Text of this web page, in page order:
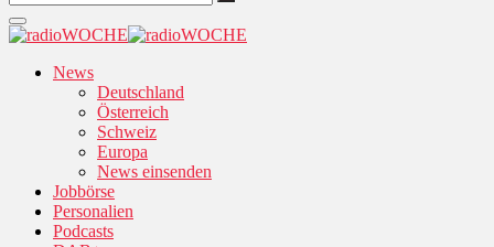
News
Deutschland
Österreich
Schweiz
Europa
News einsenden
Jobbörse
Personalien
Podcasts